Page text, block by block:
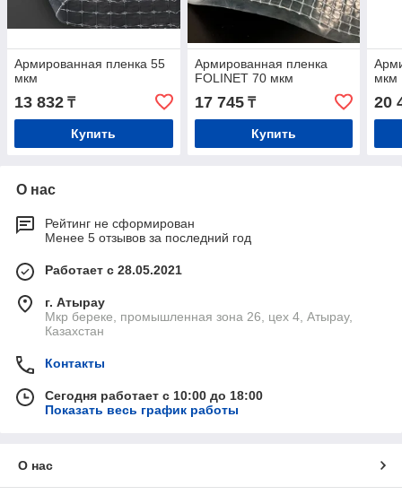
Армированная пленка 55
мкм
13 832 ₸
Купить
Армированная пленка
FOLINET 70 мкм
17 745₸
Купить
мкм
20
О нас
Рейтинг не сформирован
Менее 5 отзывов за последний год
Работает с 28.05.2021
г. Атырау
Мкр береке, промышленная зона 26, цех 4, Атырау,
Казахстан
Контакты
Сегодня работает с 10:00 до 18:00
Показать весь график работы
О нас